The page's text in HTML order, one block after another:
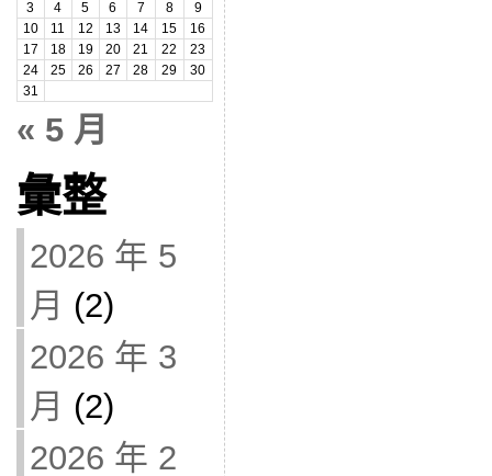
3
4 5 6 7 8
9
10
11 12 13 14 15
16
17
18 19 20 21 22
23
24
25 26 27 28 29
30
31
« 5 月
彙整
2026 年 5
月 (2)
2026 年 3
月 (2)
2026 年 2